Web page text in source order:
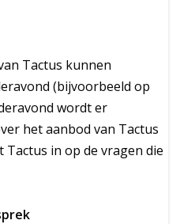
Tactus kunnen
(bijvoorbeeld op
wordt er
het aanbod van Tactus
Tactus in op de vragen die